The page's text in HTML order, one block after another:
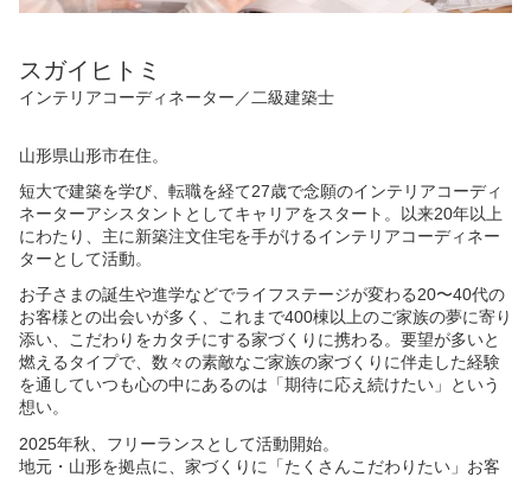
スガイヒトミ
インテリアコーディネーター／二級建築士
山形県山形市在住。
短大で建築を学び、転職を経て27歳で念願のインテリアコーディ
ネーターアシスタントとしてキャリアをスタート。以来20年以上
にわたり、主に新築注文住宅を手がけるインテリアコーディネー
ターとして活動。
お子さまの誕生や進学などでライフステージが変わる20〜40代の
お客様との出会いが多く、これまで400棟以上のご家族の夢に寄り
添い、こだわりをカタチにする家づくりに携わる。要望が多いと
燃えるタイプで、数々の素敵なご家族の家づくりに伴走した経験
を通していつも心の中にあるのは「期待に応え続けたい」という
想い。
2025年秋、フリーランスとして活動開始。
地元・山形を拠点に、家づくりに「たくさんこだわりたい」お客